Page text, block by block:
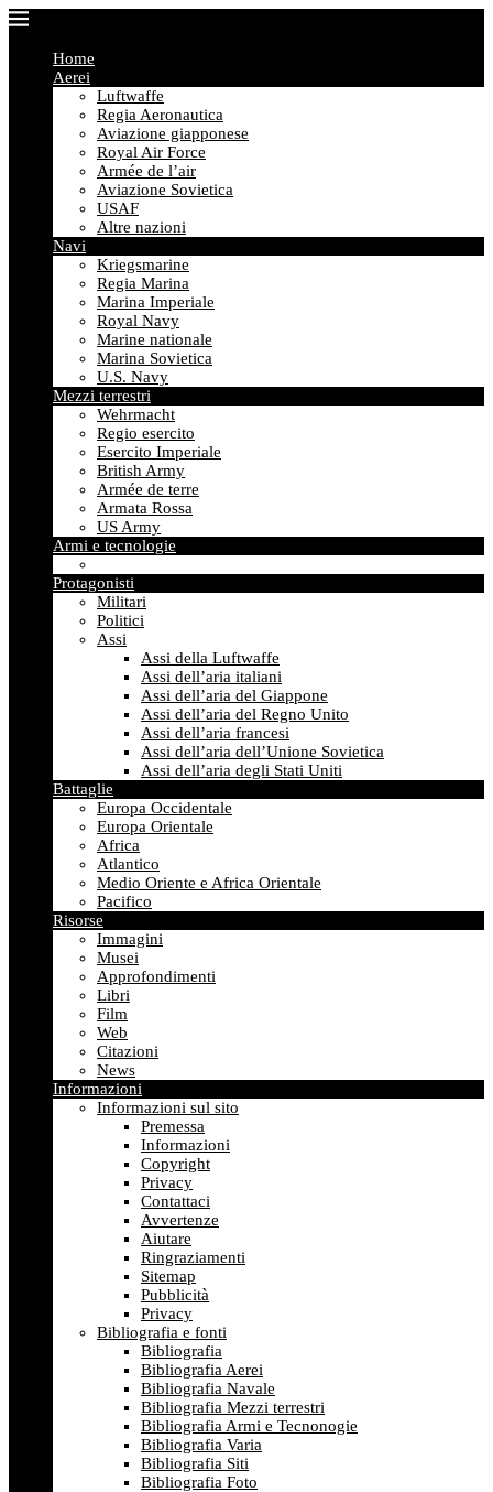
Home
Aerei
Luftwaffe
Regia Aeronautica
Aviazione giapponese
Royal Air Force
Armée de l’air
Aviazione Sovietica
USAF
Altre nazioni
Navi
Kriegsmarine
Regia Marina
Marina Imperiale
Royal Navy
Marine nationale
Marina Sovietica
U.S. Navy
Mezzi terrestri
Wehrmacht
Regio esercito
Esercito Imperiale
British Army
Armée de terre
Armata Rossa
US Army
Armi e tecnologie
Protagonisti
Militari
Politici
Assi
Assi della Luftwaffe
Assi dell’aria italiani
Assi dell’aria del Giappone
Assi dell’aria del Regno Unito
Assi dell’aria francesi
Assi dell’aria dell’Unione Sovietica
Assi dell’aria degli Stati Uniti
Battaglie
Europa Occidentale
Europa Orientale
Africa
Atlantico
Medio Oriente e Africa Orientale
Pacifico
Risorse
Immagini
Musei
Approfondimenti
Libri
Film
Web
Citazioni
News
Informazioni
Informazioni sul sito
Premessa
Informazioni
Copyright
Privacy
Contattaci
Avvertenze
Aiutare
Ringraziamenti
Sitemap
Pubblicità
Privacy
Bibliografia e fonti
Bibliografia
Bibliografia Aerei
Bibliografia Navale
Bibliografia Mezzi terrestri
Bibliografia Armi e Tecnonogie
Bibliografia Varia
Bibliografia Siti
Bibliografia Foto